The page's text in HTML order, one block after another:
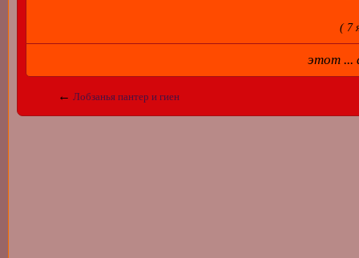
( 7
этот
← Лобзанья пантер и гиен